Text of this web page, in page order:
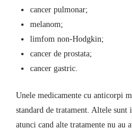
cancer pulmonar;
melanom;
limfom non-Hodgkin;
cancer de prostata;
cancer gastric.
Unele medicamente cu anticorpi
standard de tratament. Altele
atunci cand alte tratamente nu au